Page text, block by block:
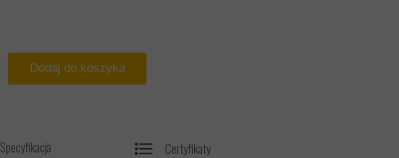
Certyfikaty
Specyfikacja
Dodaj do koszyka